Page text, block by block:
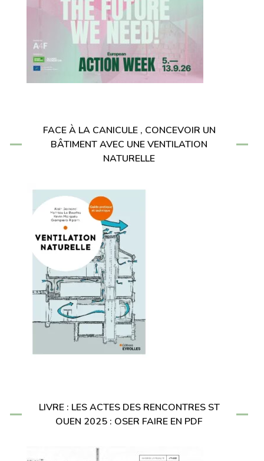
FACE À LA CANICULE , CONCEVOIR UN
BÂTIMENT AVEC UNE VENTILATION
NATURELLE
LIVRE : LES ACTES DES RENCONTRES ST
OUEN 2025 : OSER FAIRE EN PDF